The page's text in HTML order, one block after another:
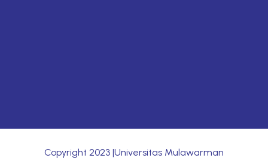
Copyright 2023 |Universitas Mulawarman